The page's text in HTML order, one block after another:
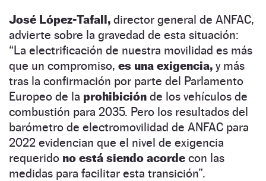
José López-Tafall, director general de ANFAC,
advierte sobre la gravedad de esta situación:
“La electrificación de nuestra movilidad es más
que un compromiso, es una exigencia, y más
tras la confirmación por parte del Parlamento
Europeo de la prohibición de los vehículos de
combustión para 2035. Pero los resultados del
barómetro de electromovilidad de ANFAC para
2022 evidencian que el nivel de exigencia
requerido no está siendo acorde con las
medidas para facilitar esta transición”.